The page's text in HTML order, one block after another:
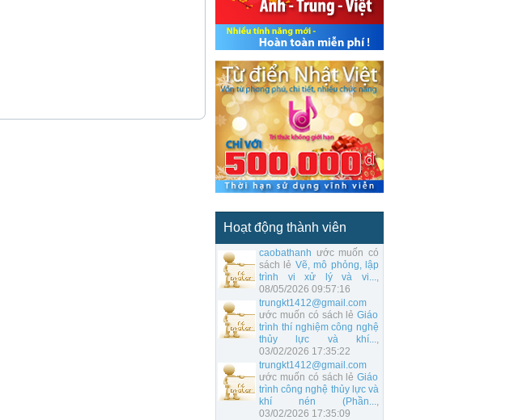
Hoạt động thành viên
caobathanh ước muốn có
sách lẻ Vẽ, mô phỏng, lập
trình vi xử lý và vi...,
08/05/2026 09:57:16
trungkt1412@gmail.com
ước muốn có sách lẻGiáo
trình thí nghiệm công nghệ
thủy lực và khí...,
03/02/2026 17:35:22
trungkt1412@gmail.com
ước muốn có sách lẻGiáo
trình công nghệ thủy lực và
khí nén (Phần...,
03/02/2026 17:35:09